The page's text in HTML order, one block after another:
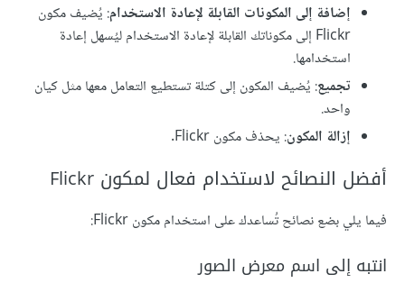
إضافة إلى المكونات القابلة لإعادة الاستخدام: يُضيف مكون
Flickr إلى مكوناتك القابلة لإعادة الاستخدام ليُسهل إعادة
استخدامها.
تجميع: يُضيف المكون إلى كتلة تستطيع التعامل معها مثل كيان
واحد.
إزالة المكون: يحذف مكون Flickr.
أفضل النصائح لاستخدام فعال لمكون Flickr
فيما يلي بضع نصائح تُساعدك على استخدام مكون Flickr:
انتبه إلى اسم معرض الصور